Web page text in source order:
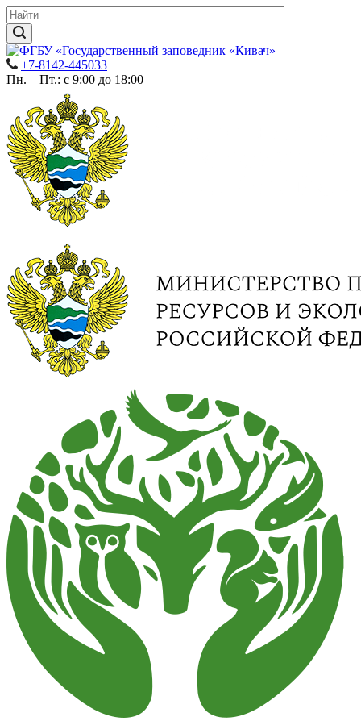
+7-8142-445033
Пн. – Пт.: с 9:00 до 18:00